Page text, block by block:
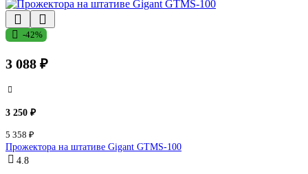
-42%
3 088 ₽
3 250 ₽
5 358 ₽
Прожектора на штативе Gigant GTMS-100
4.8